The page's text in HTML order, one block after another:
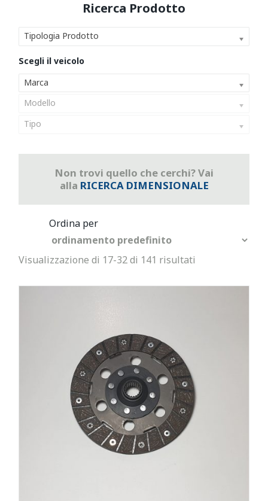
Tipologia Prodotto
Marca
Modello
Tipo
Non trovi quello che cerchi? Vai
alla RICERCA DIMENSIONALE
Visualizzazione di 17-32 di 141 risultati